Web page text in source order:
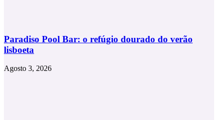
Paradiso Pool Bar: o refúgio dourado do verão
lisboeta
Agosto 3, 2026